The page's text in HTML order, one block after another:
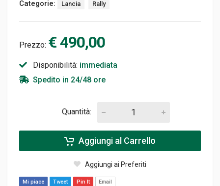
Categorie:
Lancia Rally
Prezzo: € 490,00
Disponibilità: immediata
Spedito in 24/48 ore
Quantità:
Aggiungi al Carrello
Aggiungi ai Preferiti
Mi piace Tweet Pin It Email